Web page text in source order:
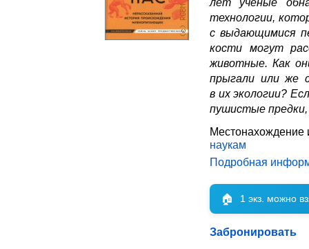
лет ученые
технологии,
с выдающимися
кости могут
животные. Как
прыгали или же
в их экологии?
пушистые
Местонахождение
наукам
Подробная
🏠 1 экз. можно
Забронировать